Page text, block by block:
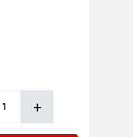
＋